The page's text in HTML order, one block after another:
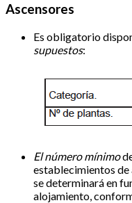
Ascensores
Es obligatorio
supuestos:
El número mínimo
establecimientos
se determinará en
alojamiento,